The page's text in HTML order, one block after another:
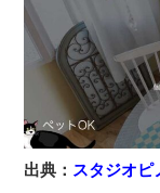
出典： スタジオピ